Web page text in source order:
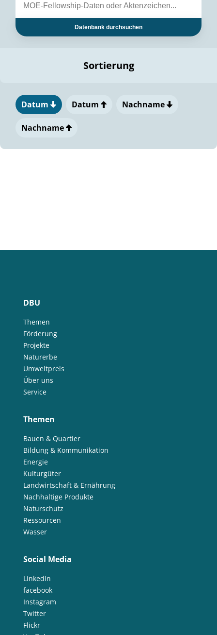
Datenbank durchsuchen
Sortierung
Datum Datum Nachname
Nachname
DBU
Themen
Förderung
Projekte
Naturerbe
Umweltpreis
Über uns
Service
Themen
Bauen & Quartier
Bildung & Kommunikation
Energie
Kulturgüter
Landwirtschaft & Ernährung
Nachhaltige Produkte
Naturschutz
Ressourcen
Wasser
Social Media
LinkedIn
facebook
Instagram
Twitter
Flickr